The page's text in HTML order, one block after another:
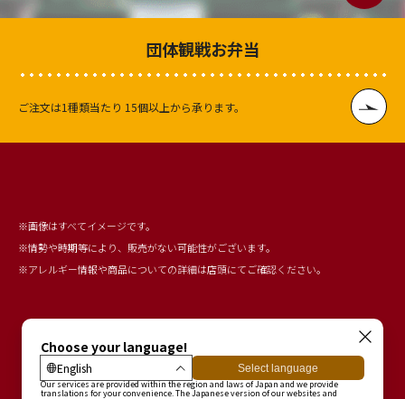
※画像はすべてイメージです。
※情勢や時期等により、販売がない可能性がございます。
※アレルギー情報や商品についての詳細は店頭にてご確認ください。
団体観戦お弁当
ご注文は1種類当たり 15個以上から承ります。